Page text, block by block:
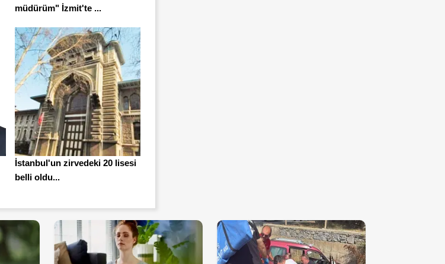
müdürüm" İzmit'te ...
İstanbul'un zirvedeki 20 lisesi
belli oldu...